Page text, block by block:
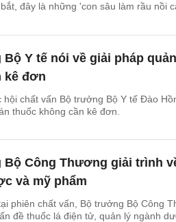
đây là những 'con sâu làm rầu nồi
Y tế nói về giải pháp
kê đơn
hội chất vấn Bộ trưởng Bộ Y tế Đào
thuốc không cần kê đơn.
Công Thương giải trình
và mỹ phẩm​
phiên chất vấn, Bộ trưởng Bộ Công
đề thuốc lá điện tử, quản lý ngành